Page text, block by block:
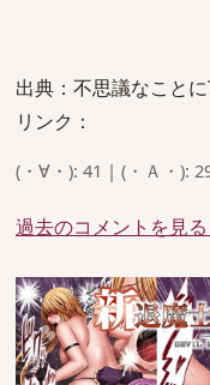
出典：不思議なこと
リンク：
(・∀・): 41 | (・Ａ・):
過去のコメントを見る